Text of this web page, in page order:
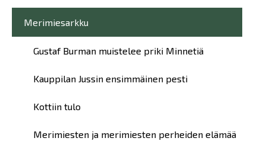
Merimiesarkku
Gustaf Burman muistelee priki Minnetiä
Kauppilan Jussin ensimmäinen pesti
Kottiin tulo
Merimiesten ja merimiesten perheiden elämää